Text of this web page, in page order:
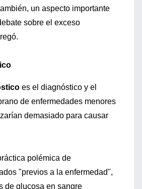
un aspecto importante
sobre el exceso
es el diagnóstico y el
de enfermedades menores
demasiado para causar
polémica de
"previos a la enfermedad",
de glucosa en sangre